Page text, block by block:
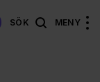
SÖK MENY